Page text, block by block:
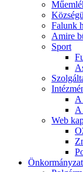
Falunk
Amire
Sport
A
A
Web
Önkormányzat